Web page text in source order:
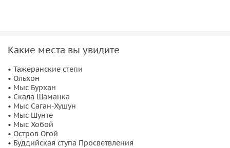
Какие места вы увидите
• Тажеранские степи
• Ольхон
• Мыс Бурхан
• Скала Шаманка
• Мыс Саган-Хушун
• Мыс Шунте
• Мыс Хобой
• Остров Огой
• Буддийская ступа Просветвления